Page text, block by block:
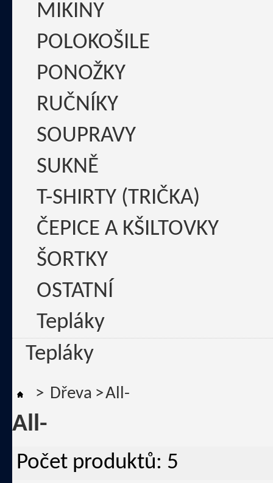
MIKINY
POLOKOŠILE
PONOŽKY
RUČNÍKY
SOUPRAVY
SUKNĚ
T-SHIRTY (TRIČKA)
ČEPICE A KŠILTOVKY
ŠORTKY
OSTATNÍ
Tepláky
Tepláky
> Dřeva >All-
All-
Počet produktů: 5